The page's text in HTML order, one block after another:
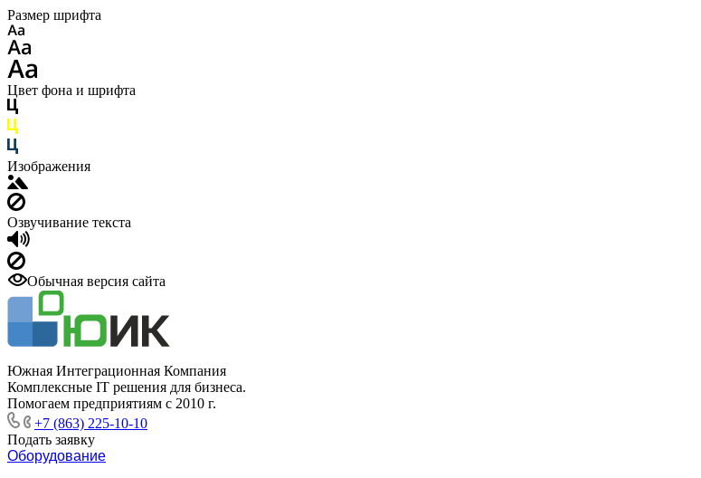
Размер шрифта
Цвет фона и шрифта
Изображения
Озвучивание текста
Обычная версия сайта
Южная Интеграционная Компания
Комплексные IT решения для бизнеса.
Помогаем предприятиям с 2010 г.
+7 (863) 225-10-10
Подать заявку
Оборудование